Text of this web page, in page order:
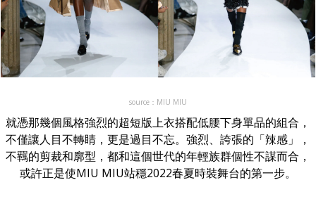
source：MIU MIU
就憑那幾個風格強烈的超短版上衣搭配低腰下身單品的組合，
不僅讓人目不轉睛，更是過目不忘。強烈、誇張的「辣感」，
不羈的剪裁和廓型，都和這個世代的年輕族群個性不謀而合，
或許正是使MIU MIU站穩2022春夏時裝舞台的第一步。